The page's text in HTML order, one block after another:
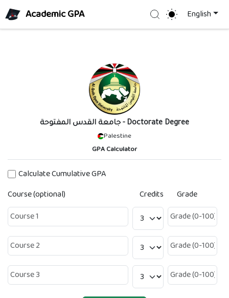
Academic GPA Search English
جامعة القدس المفتوحة - Doctorate Degree
Palestine
GPA Calculator
Calculate Cumulative GPA
Course (optional)
Credits Grade